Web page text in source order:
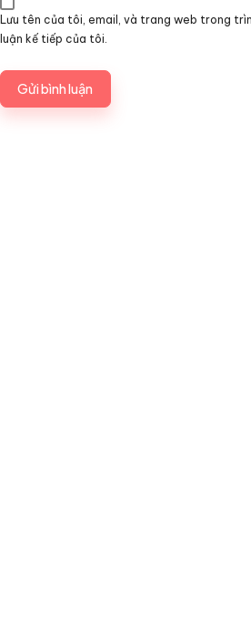
Lưu tên của tôi, email, và trang web trong
luận kế tiếp của tôi.